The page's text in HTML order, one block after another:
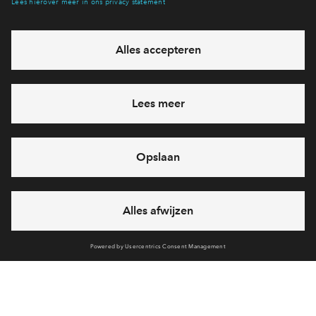
eventuele projecten
Ja, ik wil mij aanmelden
Heb je een vraag en wil je direct antwoord? Bel ons op088
7122050
6 dagen per week beschikbaar (behalve tijdens
feestdagen)
vandaag van 10:00 - 13:00 uur